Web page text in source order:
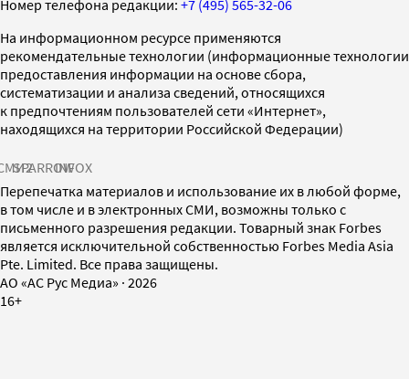
Номер телефона редакции: +7 (495) 565-32-06
На информационном ресурсе применяются
рекомендательные технологии (информационные технологии
предоставления информации на основе сбора,
систематизации и анализа сведений, относящихся
к предпочтениям пользователей сети «Интернет»,
находящихся на территории Российской Федерации)
SPARROWINFOX
Перепечатка материалов и использование их в любой форме,
в том числе и в электронных СМИ, возможны только с
письменного разрешения редакции. Товарный знак Forbes
является исключительной собственностью Forbes Media Asia
Pte. Limited. Все права защищены.
AO «АС Рус Медиа» · 2026
16+